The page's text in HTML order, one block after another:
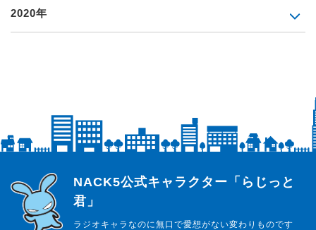
2020年
らじっと君
NACK5公式キャラクター「らじっと
君」
ラジオキャラなのに無口で愛想がない変わりものです